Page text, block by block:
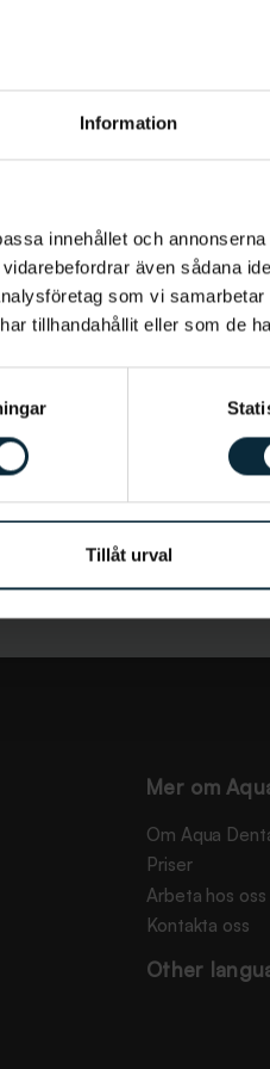
Information
innehållet och
även sådana
som vi
tillhandahållit eller som de
Tillåt urval
Mer om
Om Aqua
Priser
Arbeta hos oss
Kontakta oss
Other